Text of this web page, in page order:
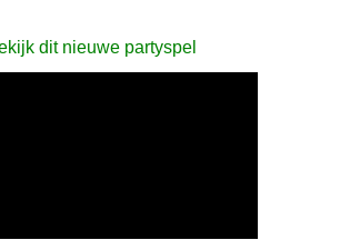
dit nieuwe partyspel